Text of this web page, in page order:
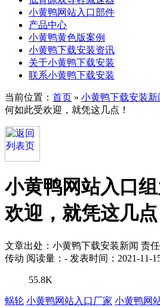
小黄鸭网站入口部件
产品中心
小黄鸭黄色版案例
小黄鸭下载安装资讯
关于小黄鸭下载安装
联系小黄鸭下载安装
当前位置： 首页 » 小黄鸭下载安装新
何如此受欢迎，就凭这几点！
小黄鸭网站入口
欢迎，就凭这几点
文章出处：小黄鸭下载安装新闻 责
传动 阅读量： - 发表时间：2021-11-
55.8K
蜗轮 小黄鸭网站入口厂家 小黄鸭网